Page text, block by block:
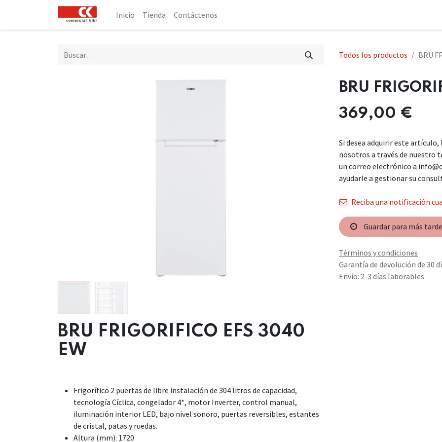
Inicio Tienda Contáctenos
Todos los productos BRU
BRU FRIGORIFICO EFS 3040
EW
Frigorífico 2 puertas de libre instalación de 304 litros de capacidad,
tecnología Cíclica, congelador 4*, motor Inverter, control manual,
iluminación interior LED, bajo nivel sonoro, puertas reversibles, estantes
de cristal, patas y ruedas.
Altura (mm): 1720
BRU
369,00 €
Si desea adquirir este
nosotros a través de nuestro
un correo electrónico a
ayudarle a gestionar su
Reciba una notificación
Guardar para más tarde
Términos y condiciones
Garantía de devolución de 30
Envío: 2-3 días laborables